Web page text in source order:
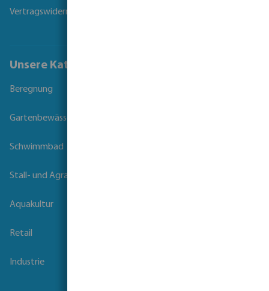
Vertragswiderruf
Unsere Kataloge
Beregnung
Gartenbewässerung
Schwimmbad
Stall- und Agrartechnik
Aquakultur
Retail
Industrie